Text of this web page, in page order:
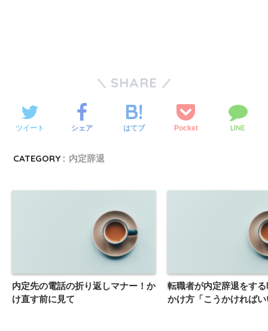
SHARE
ツイート シェア はてブ Pocket LINE
CATEGORY : 内定辞退
内定先の電話の折り返しマナー！か
け直す前に見て
転職者が内定辞退をす
かけ方「こうかければ